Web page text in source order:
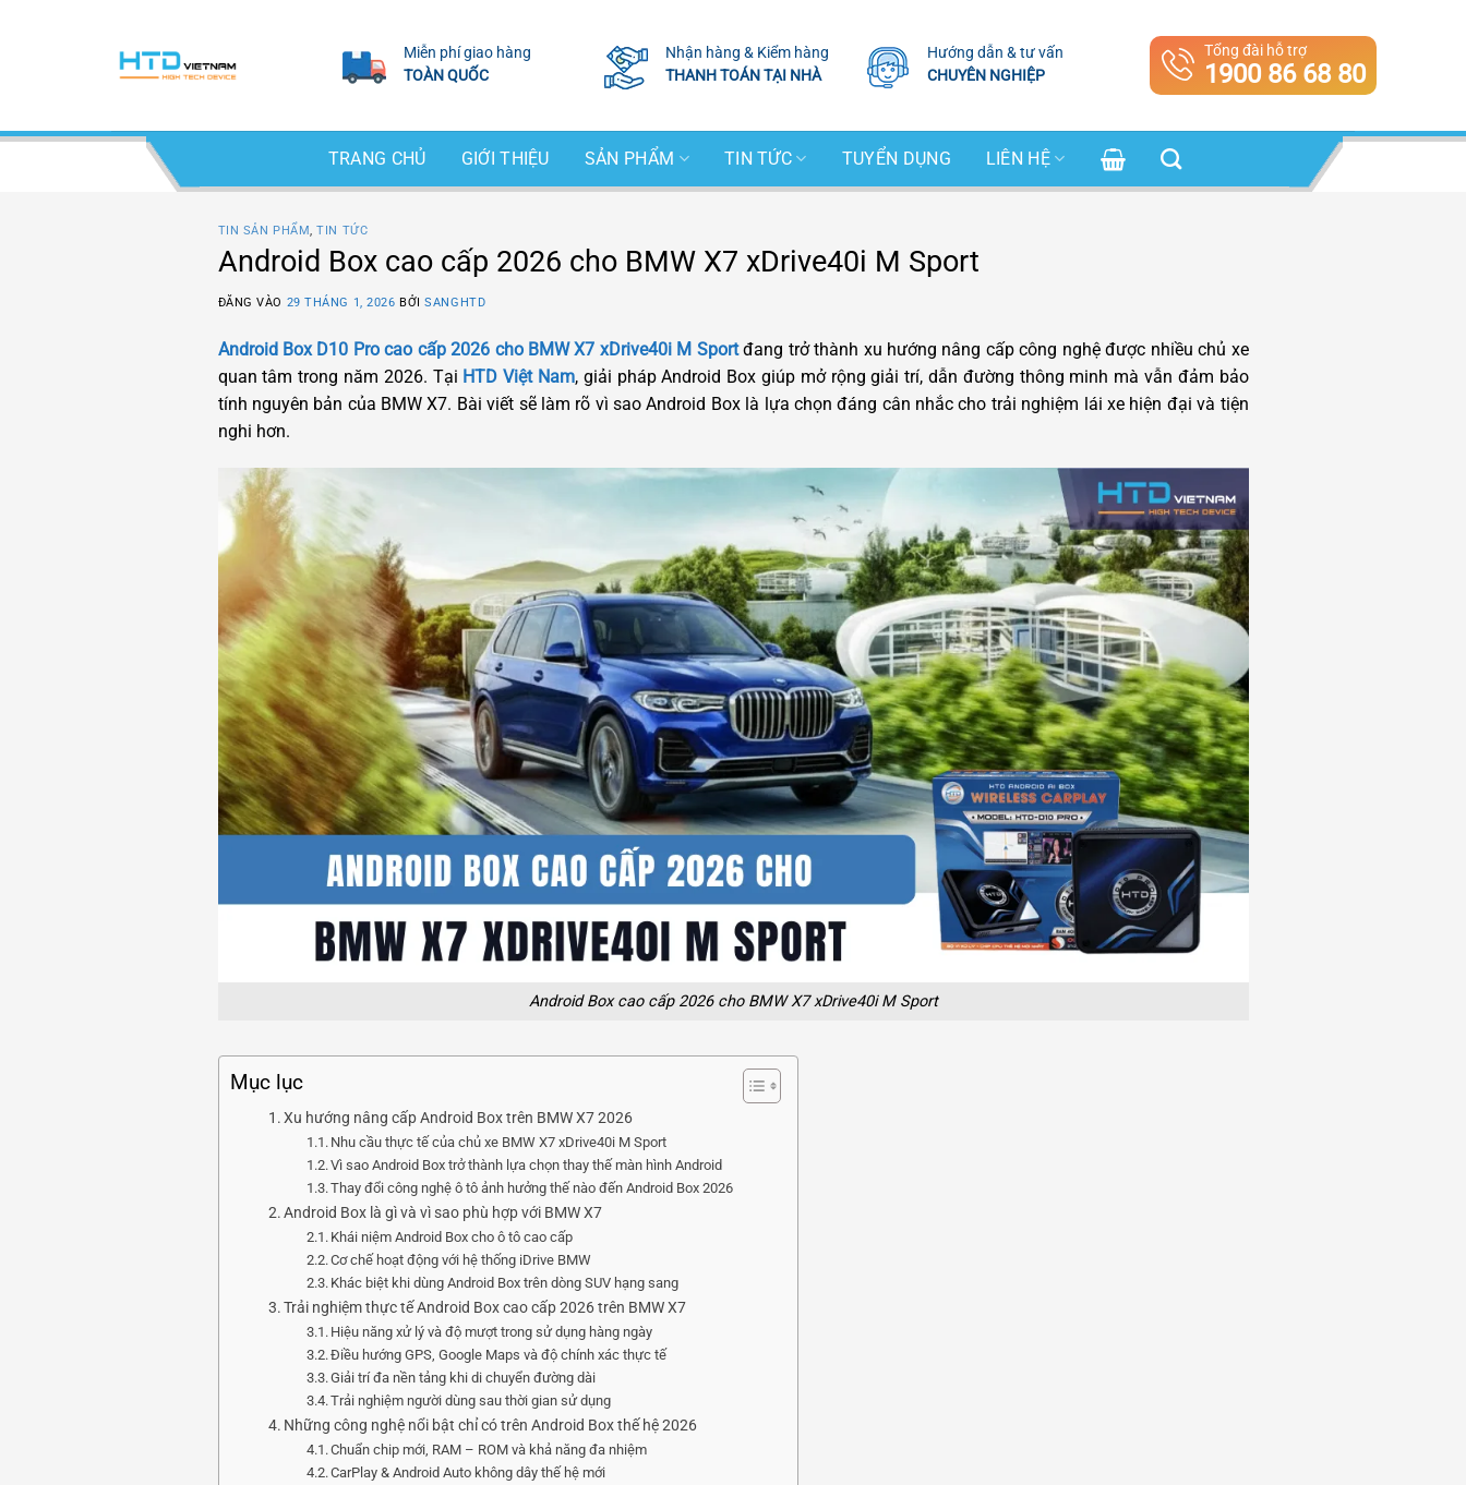
Miễn phí giao hàng
TOÀN QUỐC
Nhận hàng & Kiểm hàng
THANH TOÁN TẠI NHÀ
Hướng dẫn & tư vấn
CHUYÊN NGHIỆP
Tổng đài hỗ trợ
1900 86 68 80
TRANG CHỦ GIỚI THIỆU SẢN PHẨM TIN TỨC TUYỂN DỤNG LIÊN HỆ
TIN SẢN PHẨM,TIN TỨC
Android Box cao cấp 2026 cho BMW X7 xDrive40i M Sport
ĐĂNG VÀO 29 THÁNG 1, 2026 BỞISANGHTD
Android Box D10 Pro cao cấp 2026 cho BMW X7 xDrive40i M Sportđang trở thành xu hướng nâng cấp công nghệ được nhiều chủ xe
quan tâm trong năm 2026. Tại HTD Việt Nam, giải pháp Android Box giúp mở rộng giải trí, dẫn đường thông minh mà vẫn đảm bảo
tính nguyên bản của BMW X7. Bài viết sẽ làm rõ vì sao Android Box là lựa chọn đáng cân nhắc cho trải nghiệm lái xe hiện đại và tiện
nghi hơn.
Android Box cao cấp 2026 cho BMW X7 xDrive40i M Sport
Mục lục
Xu hướng nâng cấp Android Box trên BMW X7 2026
Nhu cầu thực tế của chủ xe BMW X7 xDrive40i M Sport
Vì sao Android Box trở thành lựa chọn thay thế màn hình Android
Thay đổi công nghệ ô tô ảnh hưởng thế nào đến Android Box 2026
Android Box là gì và vì sao phù hợp với BMW X7
Khái niệm Android Box cho ô tô cao cấp
Cơ chế hoạt động với hệ thống iDrive BMW
Khác biệt khi dùng Android Box trên dòng SUV hạng sang
Trải nghiệm thực tế Android Box cao cấp 2026 trên BMW X7
Hiệu năng xử lý và độ mượt trong sử dụng hàng ngày
Điều hướng GPS, Google Maps và độ chính xác thực tế
Giải trí đa nền tảng khi di chuyển đường dài
Trải nghiệm người dùng sau thời gian sử dụng
Những công nghệ nổi bật chỉ có trên Android Box thế hệ 2026
Chuẩn chip mới, RAM – ROM và khả năng đa nhiệm
CarPlay & Android Auto không dây thế hệ mới